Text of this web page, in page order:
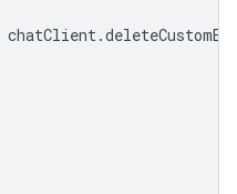
chatClient.